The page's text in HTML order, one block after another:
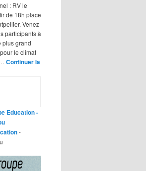
: RV le
de 18h place
Venez
participants à
plus grand
le climat
Continuer la
Education-
-